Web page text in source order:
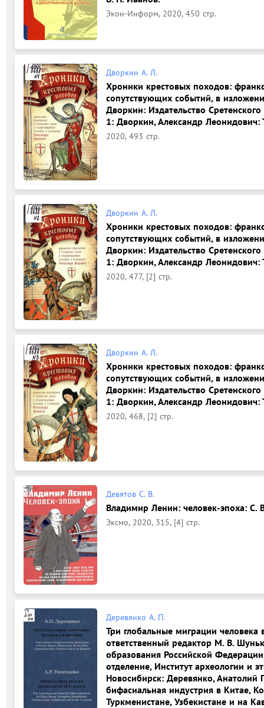
Экон-Информ, 2020, 450 стр.
Дворкин А. Л.
Хроники крестовых походов:
сопутствующих событий, в
Дворкин: Издательство
1: Дворкин, Александр Леонидович:
2020, 493 стр.
Дворкин А. Л.
Хроники крестовых походов:
сопутствующих событий, в
Дворкин: Издательство
1: Дворкин, Александр Леонидович:
2020, 477, [2] стр.
Дворкин А. Л.
Хроники крестовых походов:
сопутствующих событий, в
Дворкин: Издательство
1: Дворкин, Александр Леонидович:
2020, 468, [2] стр.
Девятов С. В.
Владимир Ленин: человек-эпоха: С.
Эксмо, 2020, 315, [4] стр.
Деревянко А. П.
Три глобальные миграции
ответственный редактор М. В.
образования Российской
отделение, Институт археологии и
Новосибирск: Деревянко, Анатолий
бифасиальная индустрия в Китае,
Туркменистане, Узбекистане и на